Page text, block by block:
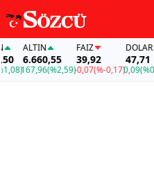
ALTIN
6.660,55
167,96(%2,59)
FAİZ
39,92
-0,07(%-0,17)
DOLAR
47,71
0,09